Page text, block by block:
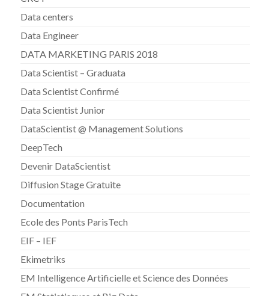
Data centers
Data Engineer
DATA MARKETING PARIS 2018
Data Scientist – Graduata
Data Scientist Confirmé
Data Scientist Junior
DataScientist @ Management Solutions
DeepTech
Devenir DataScientist
Diffusion Stage Gratuite
Documentation
Ecole des Ponts ParisTech
EIF – IEF
Ekimetriks
EM Intelligence Artificielle et Science des Données